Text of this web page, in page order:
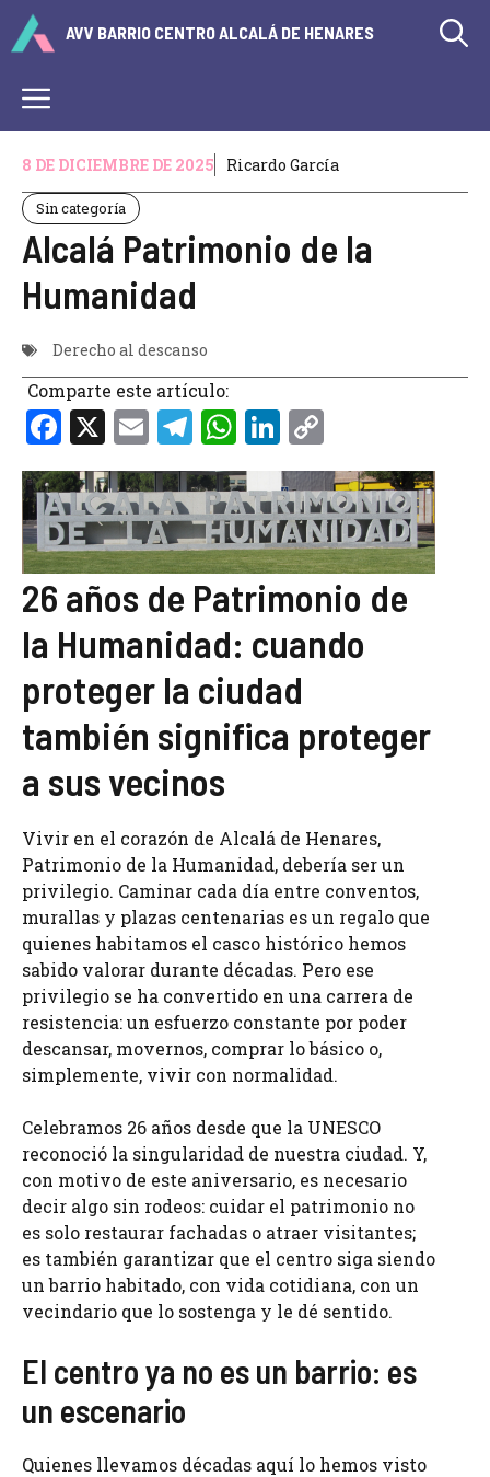
Saltar
AVV BARRIO CENTRO ALCALÁ DE HENARES
Menú
8 DE DICIEMBRE DE 2025 Ricardo García
Sin categoría
Alcalá Patrimonio de la
Humanidad
Derecho al descanso
Comparte este artículo:
F
a
ce
b
o
o
k
X E
m
ai
l
T
el
e
gr
a
m
W
h
at
s
A
p
p
Li
n
k
e
dI
n
o
p
y
Li
n
k
26 años de Patrimonio de
la Humanidad: cuando
proteger la ciudad
también significa proteger
a sus vecinos
Vivir en el corazón de Alcalá de Henares,
Patrimonio de la Humanidad, debería ser un
privilegio. Caminar cada día entre conventos,
murallas y plazas centenarias es un regalo que
quienes habitamos el casco histórico hemos
sabido valorar durante décadas. Pero ese
privilegio se ha convertido en una carrera de
resistencia: un esfuerzo constante por poder
descansar, movernos, comprar lo básico o,
simplemente, vivir con normalidad.
Celebramos 26 años desde que la UNESCO
reconoció la singularidad de nuestra ciudad. Y,
con motivo de este aniversario, es necesario
decir algo sin rodeos: cuidar el patrimonio no
es solo restaurar fachadas o atraer visitantes;
es también garantizar que el centro siga siendo
un barrio habitado, con vida cotidiana, con un
vecindario que lo sostenga y le dé sentido.
El centro ya no es un barrio: es
un escenario
Quienes llevamos décadas aquí lo hemos visto